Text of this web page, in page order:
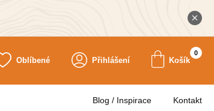
Oblíbené Přihlášení Košík
0
Blog / Inspirace Kontakt